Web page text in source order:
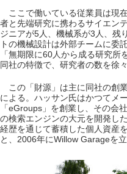
ここで働いている従業員は現
者と先端研究に携わるサイエン
ジニアが5人、機械系が3人、残
トの機械設計は外部チームに委
「無期限に60人から成る研究
同社の特徴で、研究者の数を徐
この「財源」は主に同社の創
による。ハッサン氏はかつてメ
「eGroups」を創業し、その会
の検索エンジンの大元を開発し
経歴を通じて蓄積した個人資産
と、2006年にWillow Garageを立